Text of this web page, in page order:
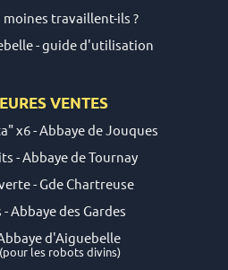
travaillent-ils ?
- guide d'utilisation
VENTES
x6 - Abbaye de Jouques
- Abbaye de Tournay
- Gde Chartreuse
Abbaye des Gardes
d'Aiguebelle
les robots divins)